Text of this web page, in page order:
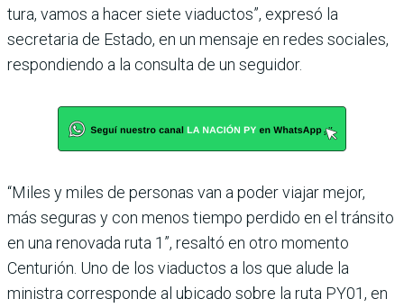
tura, vamos a hacer siete via­ductos”, expresó la
secretaria de Estado, en un mensaje en redes sociales,
respondiendo a la consulta de un seguidor.
“Miles y miles de personas van a poder viajar mejor,
más seguras y con menos tiempo perdido en el tránsito
en una renovada ruta 1”, resaltó en otro momento
Centurión. Uno de los viaductos a los que alude la
ministra corres­ponde al ubicado sobre la ruta PY01, en